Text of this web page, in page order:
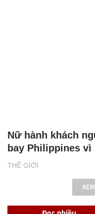
THẾ GIỚI
Nữ hành khách
bay Philippines vì